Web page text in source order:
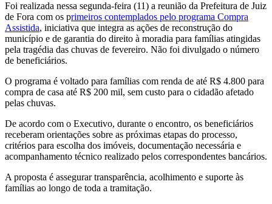
Foi realizada nessa segunda-feira (11) a reunião da Prefeitura de Juiz
de Fora com os primeiros contemplados pelo programa Compra
Assistida, iniciativa que integra as ações de reconstrução do
município e de garantia do direito à moradia para famílias atingidas
pela tragédia das chuvas de fevereiro. Não foi divulgado o número
de beneficiários.
O programa é voltado para famílias com renda de até R$ 4.800 para
compra de casa até R$ 200 mil, sem custo para o cidadão afetado
pelas chuvas.
De acordo com o Executivo, durante o encontro, os beneficiários
receberam orientações sobre as próximas etapas do processo,
critérios para escolha dos imóveis, documentação necessária e
acompanhamento técnico realizado pelos correspondentes bancários.
A proposta é assegurar transparência, acolhimento e suporte às
famílias ao longo de toda a tramitação.